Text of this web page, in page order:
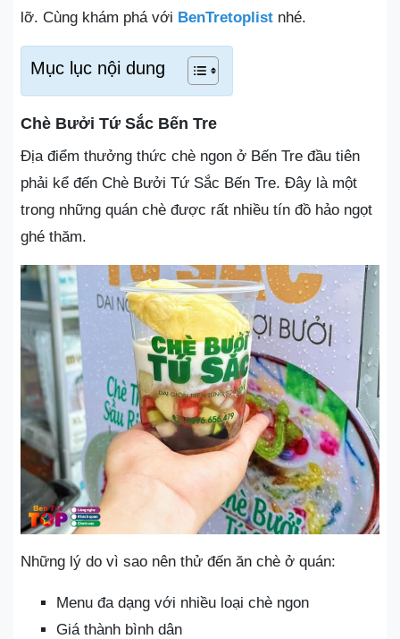
lỡ. Cùng khám phá với BenTretoplist nhé.
Mục lục nội dung
Chè Bưởi Tứ Sắc Bến Tre
Địa điểm thưởng thức chè ngon ở Bến Tre đầu tiên
phải kể đến Chè Bưởi Tứ Sắc Bến Tre. Đây là một
trong những quán chè được rất nhiều tín đồ hảo ngọt
ghé thăm.
Những lý do vì sao nên thử đến ăn chè ở quán:
Menu đa dạng với nhiều loại chè ngon
Giá thành bình dân